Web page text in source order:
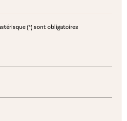
(*) sont obligatoires